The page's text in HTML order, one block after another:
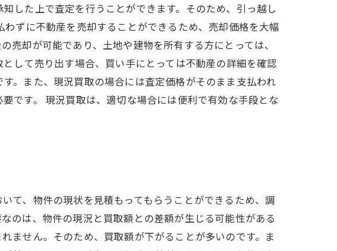
した上で査定を行うことができます。そのため、引っ越し
ずに不動産を売却することができるため、売却価格を大幅
却が可能であり、土地や建物を所有する方にとっては、
して売り出す場合、買い手にとっては不動産の詳細を確認
。また、現況買取の場合には査定価格がそのまま支払われ
です。 現況買取は、適切な場合には便利で有効な手段とな
て、物件の現状を見積もってもらうことができるため、調
のは、物件の現況と買取額との差額が生じる可能性がある
ません。そのため、買取額が下がることが多いのです。ま